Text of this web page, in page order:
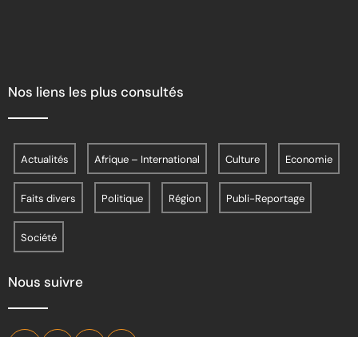
Nos liens les plus consultés
Actualités Afrique – International Culture Economie
Faits divers Politique Région Publi-Reportage
Société
Nous suivre